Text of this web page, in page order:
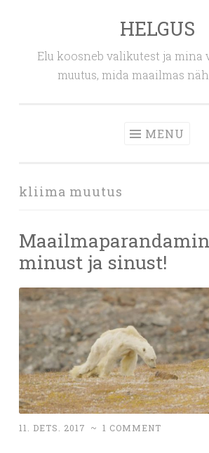
HELGUS
Elu koosneb valikutest ja mina
muutus, mida maailmas
MENU
kliima muutus
minust ja sinust!
11. DETS. 2017 ~ 1 COMMENT